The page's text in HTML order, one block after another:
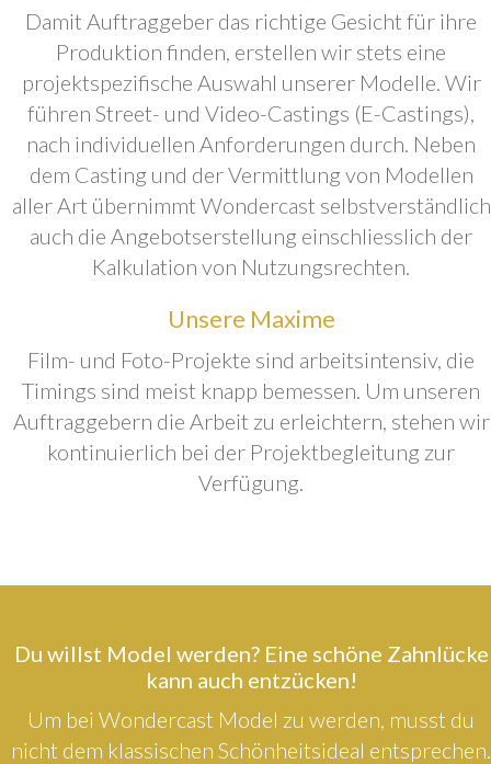
Damit Auftraggeber das richtige Gesicht für ihre
Produktion finden, erstellen wir stets eine
projektspezifische Auswahl unserer Modelle. Wir
führen Street- und Video-Castings (E-Castings),
nach individuellen Anforderungen durch. Neben
dem Casting und der Vermittlung von Modellen
aller Art übernimmt Wondercast selbstverständlich
auch die Angebotserstellung einschliesslich der
Kalkulation von Nutzungsrechten.
Unsere Maxime
Film- und Foto-Projekte sind arbeitsintensiv, die
Timings sind meist knapp bemessen. Um unseren
Auftraggebern die Arbeit zu erleichtern, stehen wir
kontinuierlich bei der Projektbegleitung zur
Verfügung.
Du willst Model werden? Eine schöne Zahnlücke
kann auch entzücken!
Um bei Wondercast Model zu werden, musst du
nicht dem klassischen Schönheitsideal entsprechen.